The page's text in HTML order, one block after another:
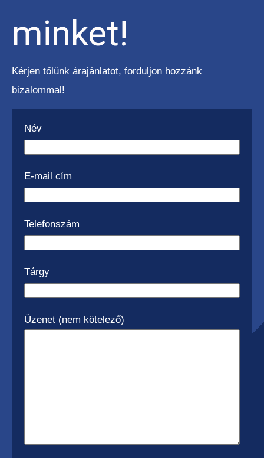
minket!
Kérjen tőlünk árajánlatot, forduljon hozzánk
bizalommal!
Név
E-mail cím
Telefonszám
Tárgy
Üzenet (nem kötelező)